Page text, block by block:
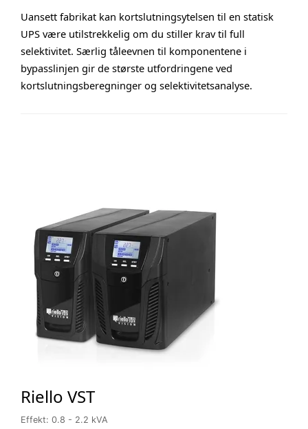
Uansett fabrikat kan kortslutningsytelsen til en statisk
UPS være utilstrekkelig om du stiller krav til full
selektivitet. Særlig tåleevnen til komponentene i
bypasslinjen gir de største utfordringene ved
kortslutningsberegninger og selektivitetsanalyse.
Riello VST
Effekt: 0.8 - 2.2 kVA